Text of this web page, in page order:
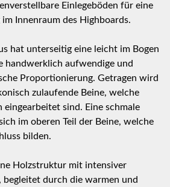
Einlegeböden für eine
Innenraum des Highboards.
hat unterseitig eine leicht im Bogen
handwerklich aufwendige und
Proportionierung. Getragen wird
zulaufende Beine, welche
eingearbeitet sind. Eine schmale
im oberen Teil der Beine, welche
bilden.
Holzstruktur mit intensiver
begleitet durch die warmen und